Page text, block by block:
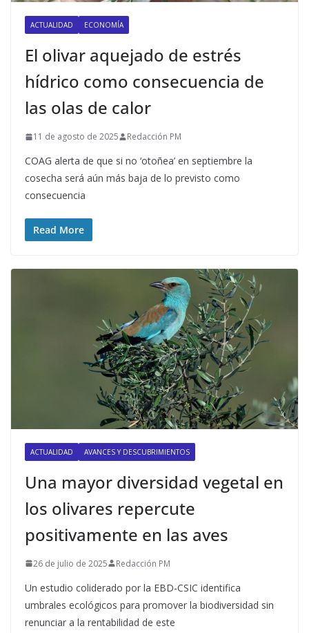
ACTUALIDAD ECONOMÍA
El olivar aquejado de estrés
hídrico como consecuencia de
las olas de calor
11 de agosto de 2025 Redacción PM
COAG alerta de que si no ‘otoñea’ en septiembre la
cosecha será aún más baja de lo previsto como
consecuencia
Read More
ACTUALIDAD AVANCES Y DESCUBRIMIENTOS
Una mayor diversidad vegetal en
los olivares repercute
positivamente en las aves
26 de julio de 2025 Redacción PM
Un estudio coliderado por la EBD-CSIC identifica
umbrales ecológicos para promover la biodiversidad sin
renunciar a la rentabilidad de este